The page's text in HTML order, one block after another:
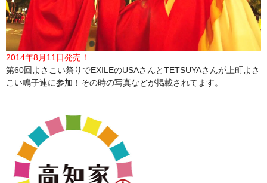
2014年8月11日発売！
第60回よさこい祭りでEXILEのUSAさんとTETSUYAさんが上町よさ
こい鳴子連に参加！その時の写真などが掲載されてます。